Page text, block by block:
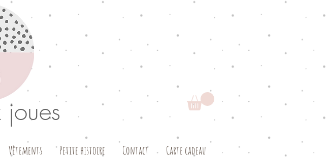
joues
Vêtements Petite histoire Contact Carte cadeau